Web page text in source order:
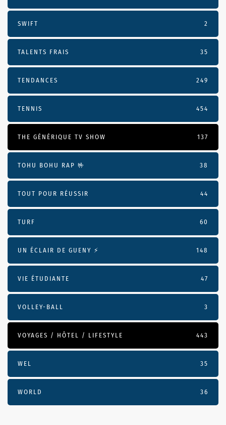
SWIFT 2
TALENTS FRAIS 35
TENDANCES 249
TENNIS 454
THE GÉNÉRIQUE TV SHOW 137
TOHU BOHU RAP 🤟 38
TOUT POUR RÉUSSIR 44
TURF 60
UN ÉCLAIR DE GUENY ⚡️ 148
VIE ÉTUDIANTE 47
VOLLEY-BALL 3
VOYAGES / HÔTEL / LIFESTYLE 443
WEL 35
WORLD 36